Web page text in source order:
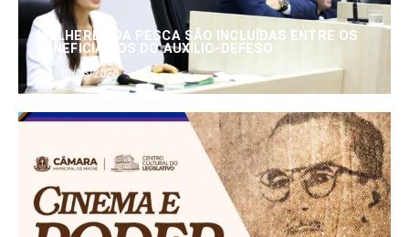
MULHERES DA PESCA SÃO INCLUÍDAS ENTRE OS
BENEFICIÁRIOS DO AUXÍLIO-DEFESO
30/06/2026